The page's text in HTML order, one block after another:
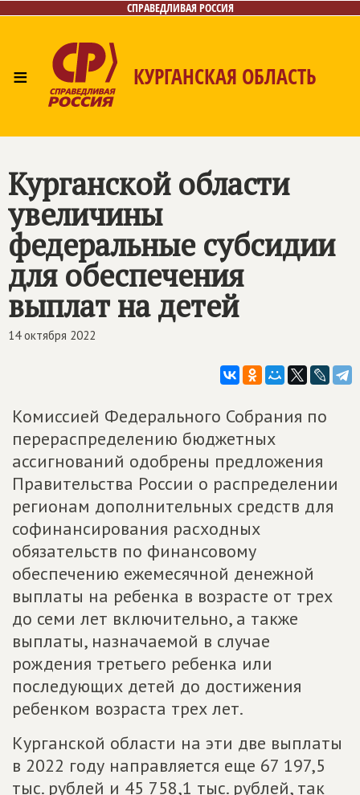
СПРАВЕДЛИВАЯ РОССИЯ
≡ КУРГАНСКАЯ ОБЛАСТЬ
Контакты
Курганской области
увеличины
федеральные субсидии
для обеспечения
выплат на детей
14 октября 2022
Комиссией Федерального Собрания по
перераспределению бюджетных
ассигнований одобрены предложения
Правительства России о распределении
регионам дополнительных средств для
софинансирования расходных
обязательств по финансовому
обеспечению ежемесячной денежной
выплаты на ребенка в возрасте от трех
до семи лет включительно, а также
выплаты, назначаемой в случае
рождения третьего ребенка или
последующих детей до достижения
ребенком возраста трех лет.
Курганской области на эти две выплаты
в 2022 году направляется еще 67 197,5
тыс. рублей и 45 758,1 тыс. рублей, так